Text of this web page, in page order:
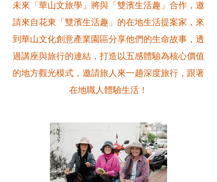
未來「華山文旅學」將與「雙濱生活趣」合作，邀
請來自花東「雙濱生活趣」的在地生活提案家，來
到華山文化創意產業園區分享他們的生命故事，透
過講座與旅行的連結，打造以五感體驗為核心價值
的地方觀光模式，邀請旅人來一趟深度旅行，跟著
在地職人體驗生活！